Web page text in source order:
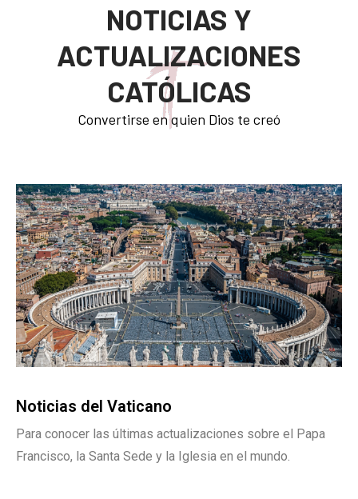
NOTICIAS Y
ACTUALIZACIONES
CATÓLICAS
Convertirse en quien Dios te creó
Noticias del Vaticano
Para conocer las últimas actualizaciones sobre el Papa
Francisco, la Santa Sede y la Iglesia en el mundo.